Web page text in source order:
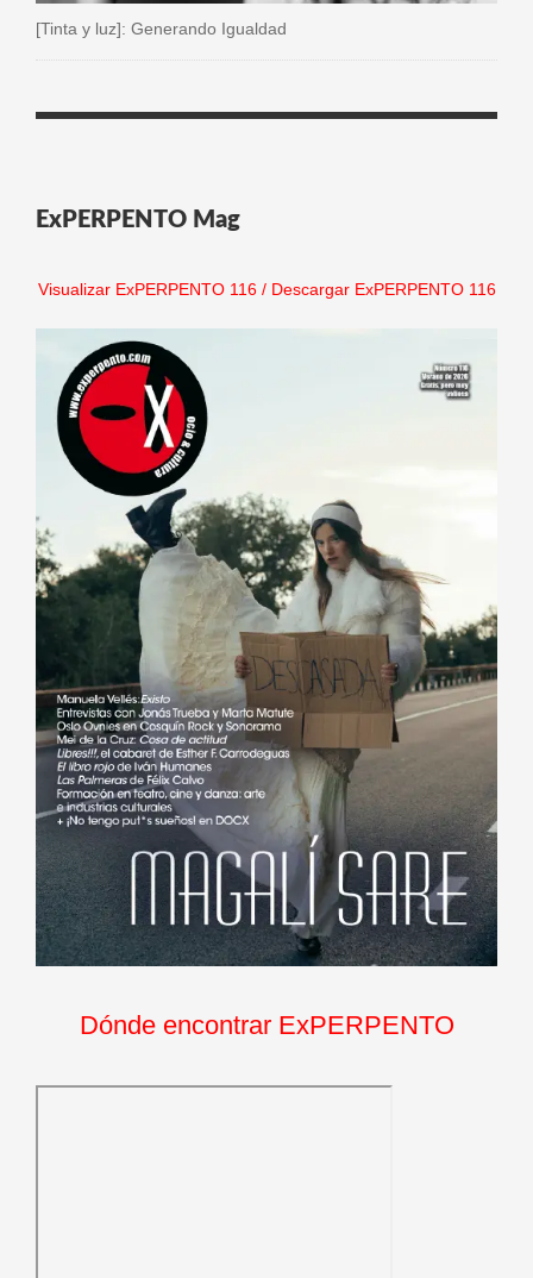
[Tinta y luz]: Generando Igualdad
ExPERPENTO Mag
Visualizar ExPERPENTO 116/ Descargar ExPERPENTO 116
Dónde encontrar ExPERPENTO